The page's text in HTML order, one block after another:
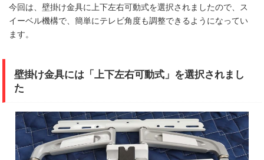
今回は、壁掛け金具に上下左右可動式を選択されましたので、ス
イーベル機構で、簡単にテレビ角度も調整できるようになってい
ます。
壁掛け金具には「上下左右可動式」を選択されまし
た